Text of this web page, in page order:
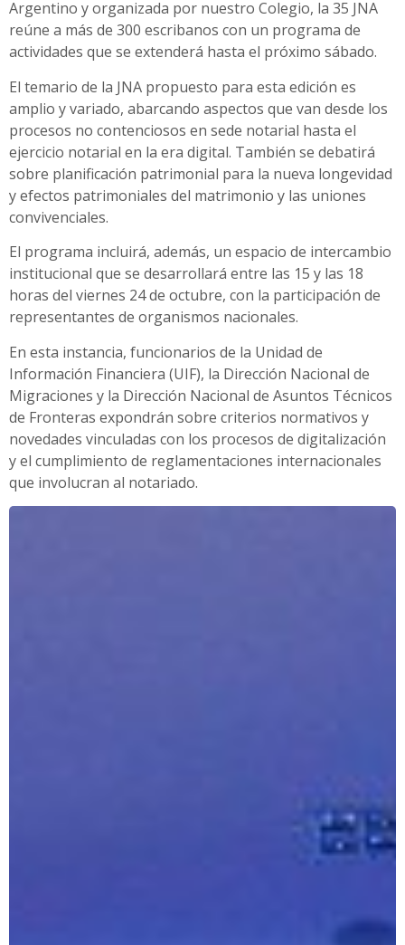
Argentino y organizada por nuestro Colegio, la 35 JNA
reúne a más de 300 escribanos con un programa de
actividades que se extenderá hasta el próximo sábado.
El temario de la JNA propuesto para esta edición es
amplio y variado, abarcando aspectos que van desde los
procesos no contenciosos en sede notarial hasta el
ejercicio notarial en la era digital. También se debatirá
sobre planificación patrimonial para la nueva longevidad
y efectos patrimoniales del matrimonio y las uniones
convivenciales.
El programa incluirá, además, un espacio de intercambio
institucional que se desarrollará entre las 15 y las 18
horas del viernes 24 de octubre, con la participación de
representantes de organismos nacionales.
En esta instancia, funcionarios de la Unidad de
Información Financiera (UIF), la Dirección Nacional de
Migraciones y la Dirección Nacional de Asuntos Técnicos
de Fronteras expondrán sobre criterios normativos y
novedades vinculadas con los procesos de digitalización
y el cumplimiento de reglamentaciones internacionales
que involucran al notariado.